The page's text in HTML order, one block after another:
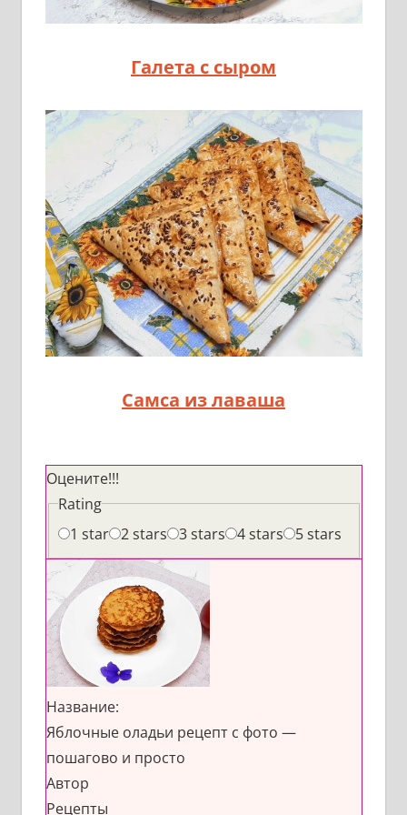
Галета с сыром
Самса из лаваша
Оцените!!!
Rating
1 star 2 stars 3 stars 4 stars 5 stars
Название:
Яблочные оладьи рецепт с фото —
пошагово и просто
Автор
Рецепты